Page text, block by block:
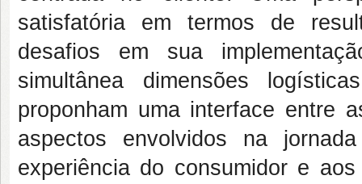
satisfatória em termos de
desafios em sua
simultânea dimensões
proponham uma interface entre
aspectos envolvidos na
experiência do consumidor e